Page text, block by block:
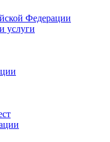
Федерации
услуги